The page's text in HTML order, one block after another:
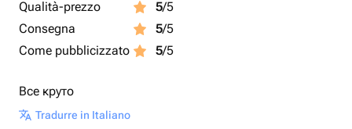
Qualità-prezzo 5/5
Consegna
5/5
Come pubblicizzato
5/5
Все круто
Tradurre in Italiano